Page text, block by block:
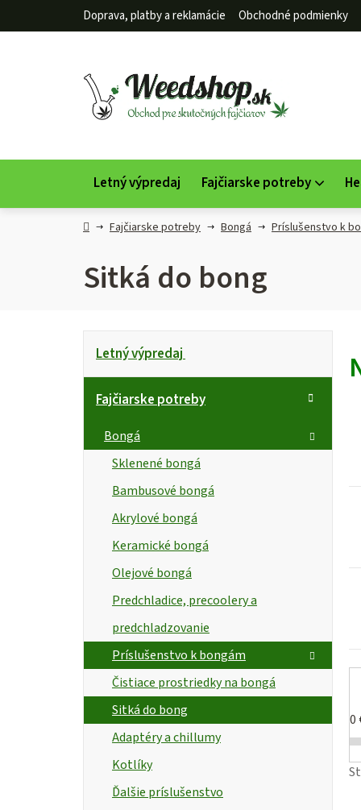
Doprava, platby a reklamácie Obchodné podmienky
Letný výpredaj Fajčiarske potreby
DomovFajčiarske potreby Bongá Príslušenstvo k
Sitká do bong
B
okategórie
K
t
ó
Letný výpredaj
Fajčiarske potreby
Bongá
Sklenené bongá
Bambusové bongá
Akrylové bongá
Keramické bongá
Olejové bongá
Predchladice, precoolery a
predchladzovanie
Príslušenstvo k bongám
Čistiace prostriedky na bongá
Sitká do bong
Adaptéry a chillumy
Kotlíky
Ďalšie príslušenstvo
0
ý
k
t
v